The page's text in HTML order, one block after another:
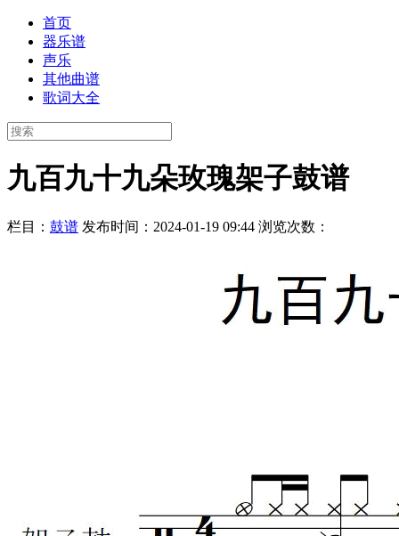
首页
器乐谱
声乐
其他曲谱
歌词大全
九百九十九朵玫瑰架子鼓谱
栏目： 鼓谱 发布时间：2024-01-19 09:44 浏览次数：